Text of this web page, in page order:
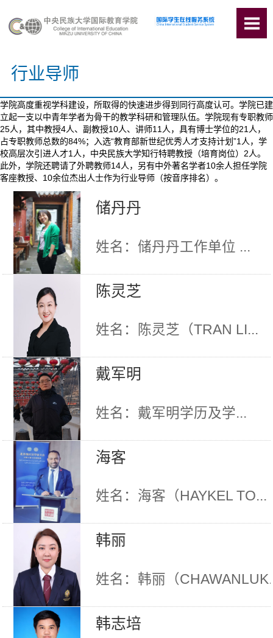
行业导师
学院高度重视学科建设，所取得的快速进步得到同行高度认可。学院已建
立起一支以中青年学者为骨干的教学科研和管理队伍。 学院现有专职教师
25人，其中教授4人、副教授10人、讲师11人，具有博士学位的21人，
占专职教师总数的84%；入选“教育部新世纪优秀人才支持计划”1人，学
校高层次引进人才1人，中央民族大学知行特聘教授（培育岗位）2人。
此外，学院还聘请了外聘教师14人，另有中外著名学者10余人担任学院
客座教授、10余位杰出人士作为行业导师（按音序排名）。
储丹丹
姓名：储丹丹工作单位 ...
陈灵芝
姓名：陈灵芝（TRAN LI...
戴军明
姓名：戴军明学历及学...
海客
姓名：海客（HAYKEL TO...
韩丽
姓名：韩丽（
韩志培